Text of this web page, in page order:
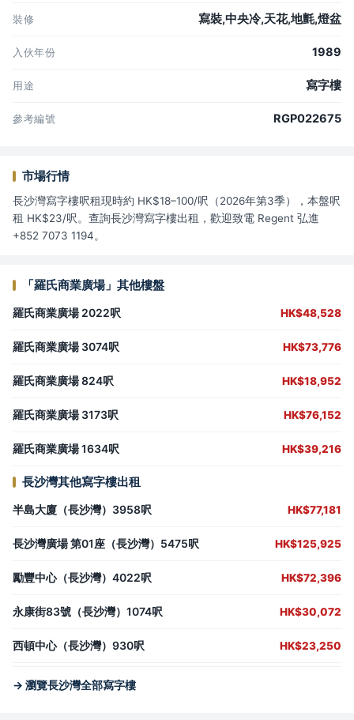
裝修 寫裝,中央冷,天花,地氈,燈盆
入伙年份 1989
用途 寫字樓
參考編號 RGP022675
市場行情
長沙灣寫字樓呎租現時約 HK$18–100/呎（2026年第3季），本盤呎
租 HK$23/呎。查詢長沙灣寫字樓出租，歡迎致電 Regent 弘進
+852 7073 1194。
「羅氏商業廣場」其他樓盤
羅氏商業廣場 2022呎 HK$48,528
羅氏商業廣場 3074呎 HK$73,776
羅氏商業廣場 824呎 HK$18,952
羅氏商業廣場 3173呎 HK$76,152
羅氏商業廣場 1634呎 HK$39,216
長沙灣其他寫字樓出租
半島大廈（長沙灣）3958呎 HK$77,181
長沙灣廣場 第01座（長沙灣）5475呎 HK$125,925
勵豐中心（長沙灣）4022呎 HK$72,396
永康街83號（長沙灣）1074呎 HK$30,072
西頓中心（長沙灣）930呎 HK$23,250
→ 瀏覽長沙灣全部寫字樓